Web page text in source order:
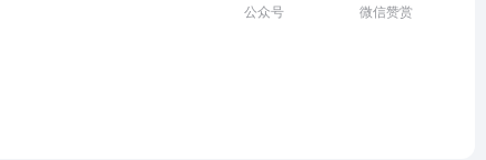
公众号 微信赞赏